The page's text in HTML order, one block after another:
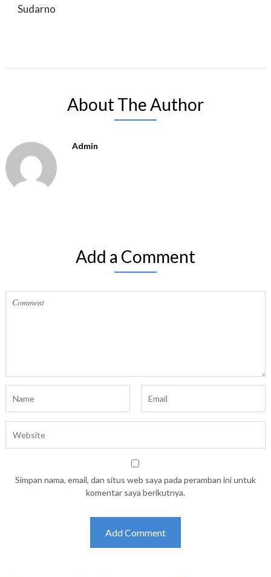
Sudarno
About The Author
Admin
Add a Comment
Simpan nama, email, dan situs web saya pada peramban ini untuk
komentar saya berikutnya.